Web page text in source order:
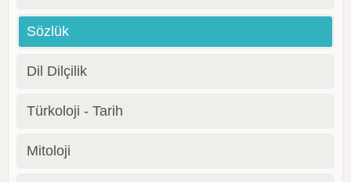
Sözlük
Dil Dilçilik
Türkoloji - Tarih
Mitoloji